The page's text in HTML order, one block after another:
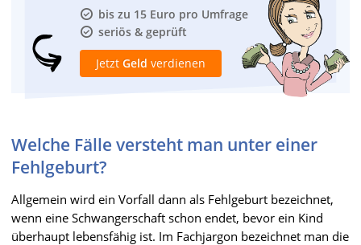
bis zu 15 Euro pro Umfrage
seriös & geprüft
Jetzt Geld verdienen
Welche Fälle versteht man unter einer
Fehlgeburt?
Allgemein wird ein Vorfall dann als Fehlgeburt bezeichnet,
wenn eine Schwangerschaft schon endet, bevor ein Kind
überhaupt lebensfähig ist. Im Fachjargon bezeichnet man die